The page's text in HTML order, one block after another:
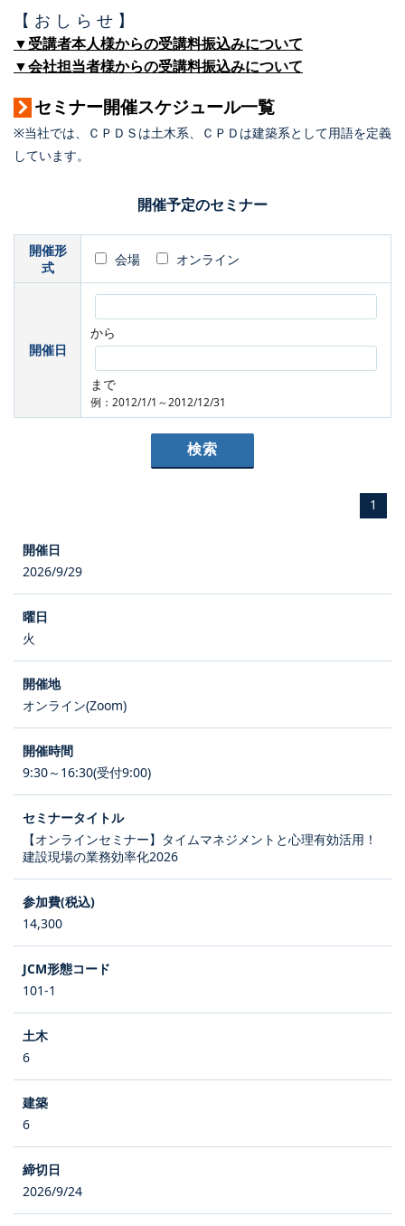
【 お し ら せ 】
▼受講者本人様からの受講料振込みについて
▼会社担当者様からの受講料振込みについて
セミナー開催スケジュール一覧
※当社では、ＣＰＤＳは土木系、ＣＰＤは建築系として用語を定義
しています。
開催予定のセミナー
開催形
式
会場 オンライン
開催日
から
まで
例：2012/1/1～2012/12/31
1
2026/9/29
火
オンライン(Zoom)
9:30～16:30(受付9:00)
【オンラインセミナー】タイムマネジメントと心理有効活用！
建設現場の業務効率化2026
14,300
101-1
6
6
2026/9/24